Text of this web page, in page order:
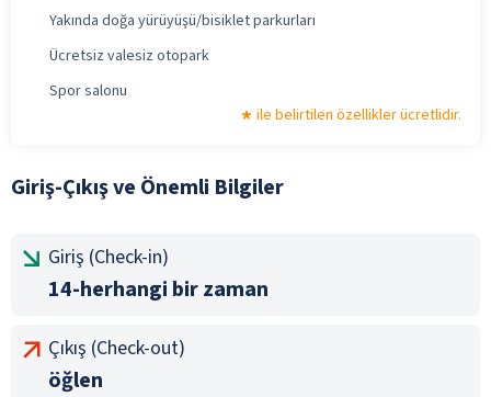
Yakında doğa yürüyüşü/bisiklet parkurları
Ücretsiz valesiz otopark
Spor salonu
ile belirtilen özellikler ücretlidir.
Giriş-Çıkış ve Önemli Bilgiler
Giriş (Check-in)
14-herhangi bir zaman
Çıkış (Check-out)
öğlen